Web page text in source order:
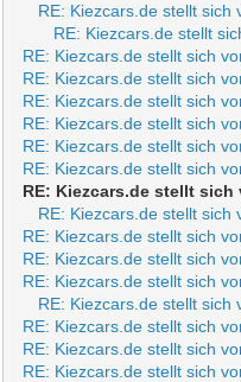
RE: Kiezcars.de stellt sich
RE: Kiezcars.de stellt
RE: Kiezcars.de stellt sich
RE: Kiezcars.de stellt sich
RE: Kiezcars.de stellt sich
RE: Kiezcars.de stellt sich
RE: Kiezcars.de stellt sich
RE: Kiezcars.de stellt sich
RE: Kiezcars.de stellt sich
RE: Kiezcars.de stellt sich
RE: Kiezcars.de stellt sich
RE: Kiezcars.de stellt sich
RE: Kiezcars.de stellt sich
RE: Kiezcars.de stellt sich
RE: Kiezcars.de stellt sich
RE: Kiezcars.de stellt sich
RE: Kiezcars.de stellt sich